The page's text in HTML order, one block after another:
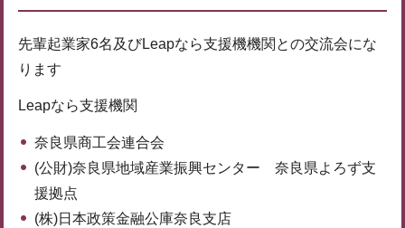
先輩起業家6名及びLeapなら支援機機関との交流会にな
ります
Leapなら支援機関
奈良県商工会連合会
(公財)奈良県地域産業振興センター 奈良県よろず支
援拠点
(株)日本政策金融公庫奈良支店